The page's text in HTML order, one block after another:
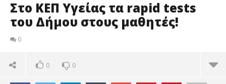
Στο ΚΕΠ Υγείας τα rapid tests
του Δήμου στους μαθητές!
0
0 0